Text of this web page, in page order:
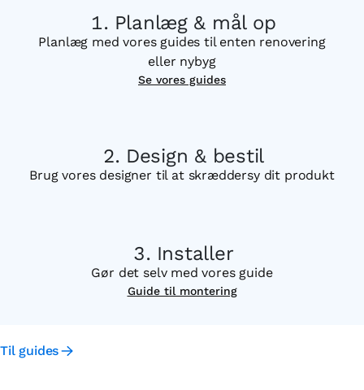
Planlæg & mål op
Planlæg med vores guides til enten renovering
eller nybyg
Se vores guides
Design & bestil
Brug vores designer til at skræddersy dit produkt
Installer
Gør det selv med vores guide
Guide til montering
Til guides